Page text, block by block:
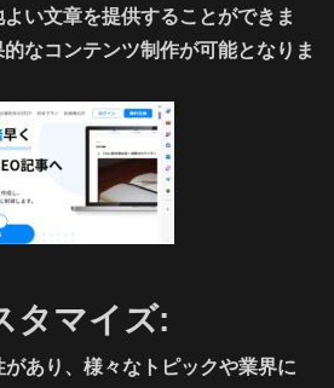
い文章を提供することができま
なコンテンツ制作が可能となりま
タマイズ:
があり、様々なトピックや業界に